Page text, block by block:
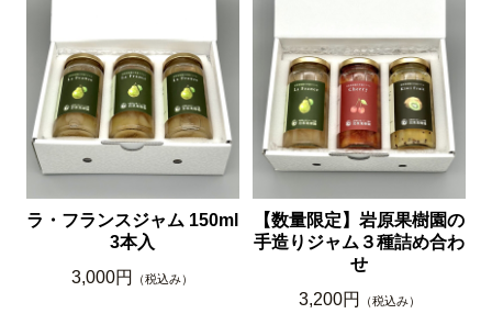
ラ・フランスジャム 150ml
3本入
3,000円
（税込み）
【数量限定】岩原果樹園の
手造りジャム３種詰め合わ
せ
3,200円
（税込み）